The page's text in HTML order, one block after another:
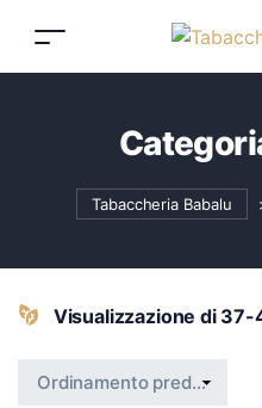
Tabaccheria Babalu
Visualizzazione di